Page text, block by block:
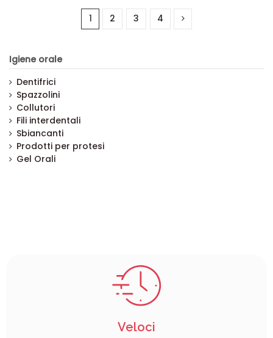
1 2 3 4
Igiene orale
Dentifrici
Spazzolini
Collutori
Fili interdentali
Sbiancanti
Prodotti per protesi
Gel Orali
Veloci